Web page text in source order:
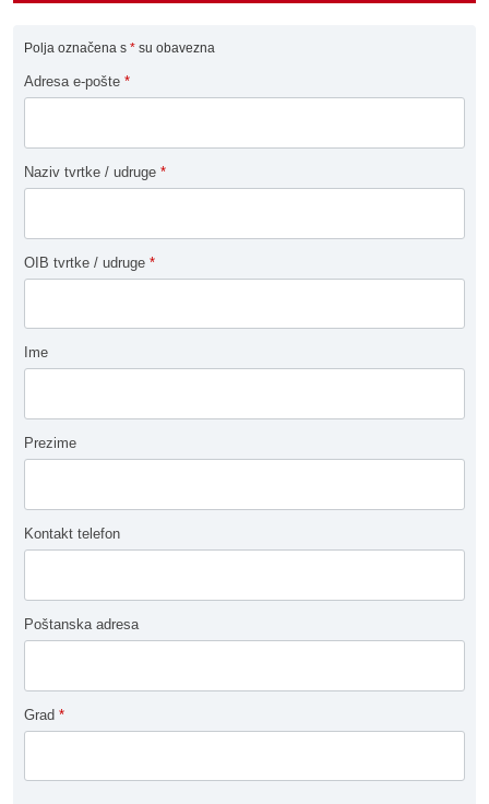
Polja označena s * su obavezna
Adresa e-pošte *
Naziv tvrtke / udruge *
OIB tvrtke / udruge *
Ime
Prezime
Kontakt telefon
Poštanska adresa
Grad *